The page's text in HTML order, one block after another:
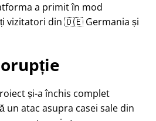
a primit în mod
vizitatori din 🇩🇪 Germania și
și-a închis complet
un atac asupra casei sale din